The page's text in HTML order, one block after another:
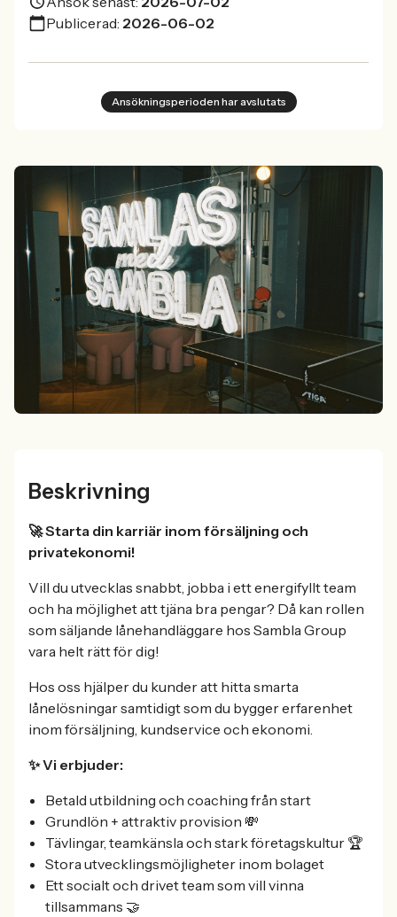
Publicerad: 2026-06-02
Ansökningsperioden har avslutats
Beskrivning
🚀 Starta din karriär inom försäljning och
privatekonomi!
Vill du utvecklas snabbt, jobba i ett energifyllt team
och ha möjlighet att tjäna bra pengar? Då kan rollen
som säljande lånehandläggare hos Sambla Group
vara helt rätt för dig!
Hos oss hjälper du kunder att hitta smarta
lånelösningar samtidigt som du bygger erfarenhet
inom försäljning, kundservice och ekonomi.
✨ Vi erbjuder:
Betald utbildning och coaching från start
Grundlön + attraktiv provision 💸
Tävlingar, teamkänsla och stark företagskultur 🏆
Stora utvecklingsmöjligheter inom bolaget
Ett socialt och drivet team som vill vinna
tillsammans 🤝